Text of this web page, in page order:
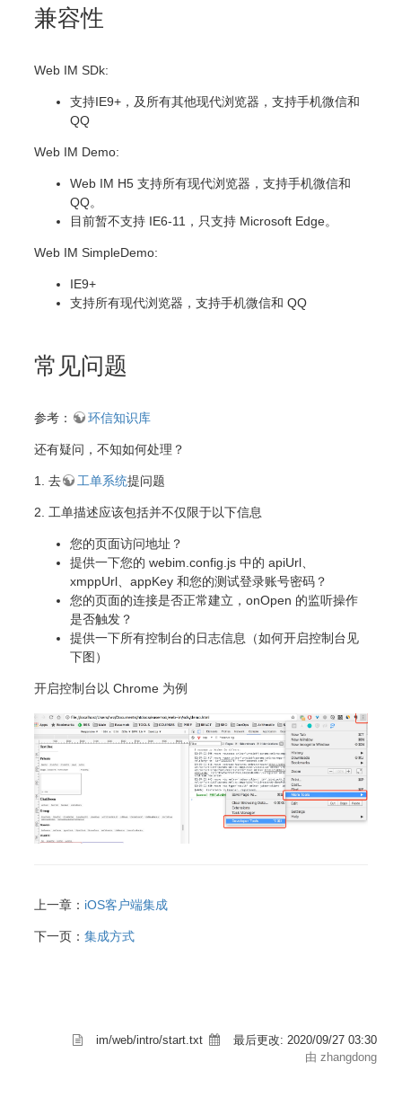
兼容性
Web IM SDk:
支持IE9+，及所有其他现代浏览器，支持手机微信和
QQ
Web IM Demo:
Web IM H5 支持所有现代浏览器，支持手机微信和
QQ。
目前暂不支持 IE6-11，只支持 Microsoft Edge。
Web IM SimpleDemo:
IE9+
支持所有现代浏览器，支持手机微信和 QQ
常见问题
参考： 环信知识库
还有疑问，不知如何处理？
1. 去 工单系统提问题
2. 工单描述应该包括并不仅限于以下信息
您的页面访问地址？
提供一下您的 webim.config.js 中的 apiUrl、
xmppUrl、appKey 和您的测试登录账号密码？
您的页面的连接是否正常建立，onOpen 的监听操作
是否触发？
提供一下所有控制台的日志信息（如何开启控制台见
下图）
开启控制台以 Chrome 为例
上一章： iOS客户端集成
下一页： 集成方式
im/web/intro/start.txt 最后更改: 2020/09/27 03:30
由 zhangdong